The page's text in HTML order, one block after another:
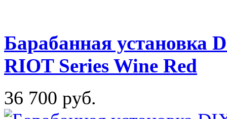
Барабанная установка
RIOT Series Wine Red
36 700 руб.